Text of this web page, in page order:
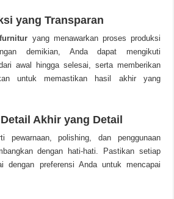
yang Transparan
yang menawarkan proses produksi
demikian, Anda dapat mengikuti
awal hingga selesai, serta memberikan
untuk memastikan hasil akhir yang
Akhir yang Detail
pewarnaan, polishing, dan penggunaan
dengan hati-hati. Pastikan setiap
dengan preferensi Anda untuk mencapai